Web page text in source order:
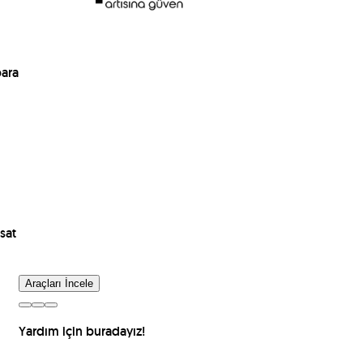
Araçları İncele
Yardım için buradayız!